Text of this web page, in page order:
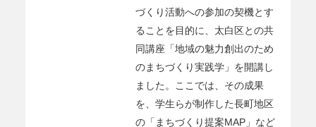
づくり活動への参加の契機とす
ることを目的に、太白区との共
同講座「地域の魅力創出のため
のまちづくり実践学」を開講し
ました。ここでは、その成果
を、学生らが制作した長町地区
の「まちづくり提案MAP」など